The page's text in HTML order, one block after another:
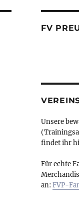
FV
Unsere
findet ihr
Für echte
an: FVP-